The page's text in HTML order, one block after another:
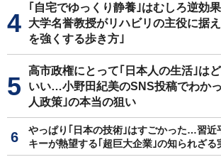
｢自宅でゆっくり静養｣はむしろ逆効
大学名誉教授がリハビリの主役に据
を強くする歩き方｣
高市政権にとって｢日本人の生活｣は
いい…小野田紀美のSNS投稿でわか
人政策｣の本当の狙い
やっぱり｢日本の技術｣はすごかった…習近
キーが熱望する｢超巨大企業｣の知られざる